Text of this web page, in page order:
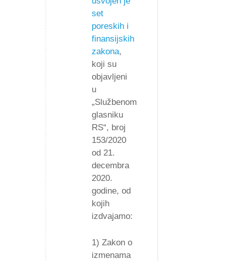
set
poreskih i
finansijskih
zakona,
koji su
objavljeni
u
„Službenom
glasniku
RS“, broj
153/2020
od 21.
decembra
2020.
godine, od
kojih
izdvajamo:
1) Zakon o
izmenama